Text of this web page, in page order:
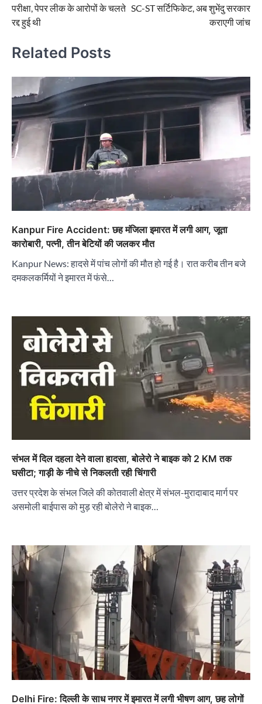
परीक्षा, पेपर लीक के आरोपों के चलते
रद्द हुई थी
SC-ST सर्टिफिकेट, अब शुभेंदु सरकार
कराएगी जांच
Related Posts
Kanpur Fire Accident: छह मंजिला इमारत में लगी आग, जूता
कारोबारी, पत्नी, तीन बेटियों की जलकर मौत
Kanpur News: हादसे में पांच लोगों की मौत हो गई है। रात करीब तीन बजे
दमकलकर्मियों ने इमारत में फंसे…
संभल में दिल दहला देने वाला हादसा, बोलेरो ने बाइक को 2 KM तक
घसीटा; गाड़ी के नीचे से निकलती रही चिंगारी
उत्तर प्रदेश के संभल जिले की कोतवाली क्षेत्र में संभल-मुरादाबाद मार्ग पर
असमोली बाईपास को मुड़ रही बोलेरो ने बाइक…
Delhi Fire: दिल्ली के साध नगर में इमारत में लगी भीषण आग, छह लोगों